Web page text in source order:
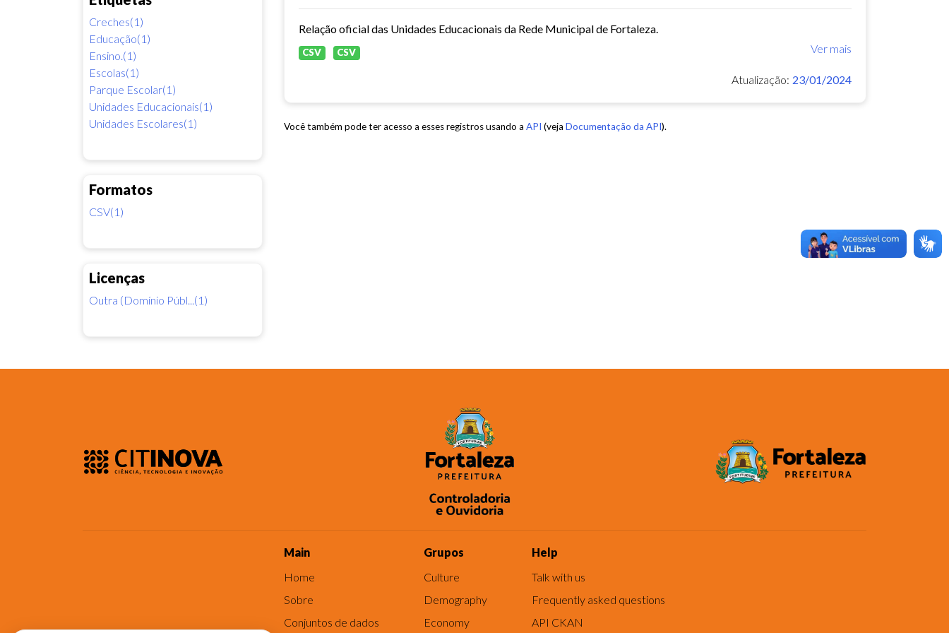
Creches(1)
Educação(1)
Ensino.(1)
Escolas(1)
Parque Escolar(1)
Unidades Educacionais(1)
Unidades Escolares(1)
Formatos
CSV(1)
Licenças
Outra (Domínio Públ...(1)
Relação oficial das Unidades Educacionais da Rede Municipal de Fortaleza.
Ver mais
CSV CSV
Atualização: 23/01/2024
Você também pode ter acesso a esses registros usando a API (veja Documentação da API).
Main
Home
Sobre
Conjuntos de dados
Grupos
Culture
Demography
Economy
Help
Talk with us
Frequently asked questions
API CKAN